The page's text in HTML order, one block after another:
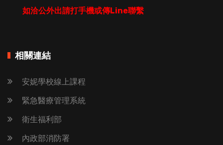
如洽公外出請打手機或傳Line聯繫
相關連結
安妮學校線上課程
緊急醫療管理系統
衛生福利部
內政部消防署